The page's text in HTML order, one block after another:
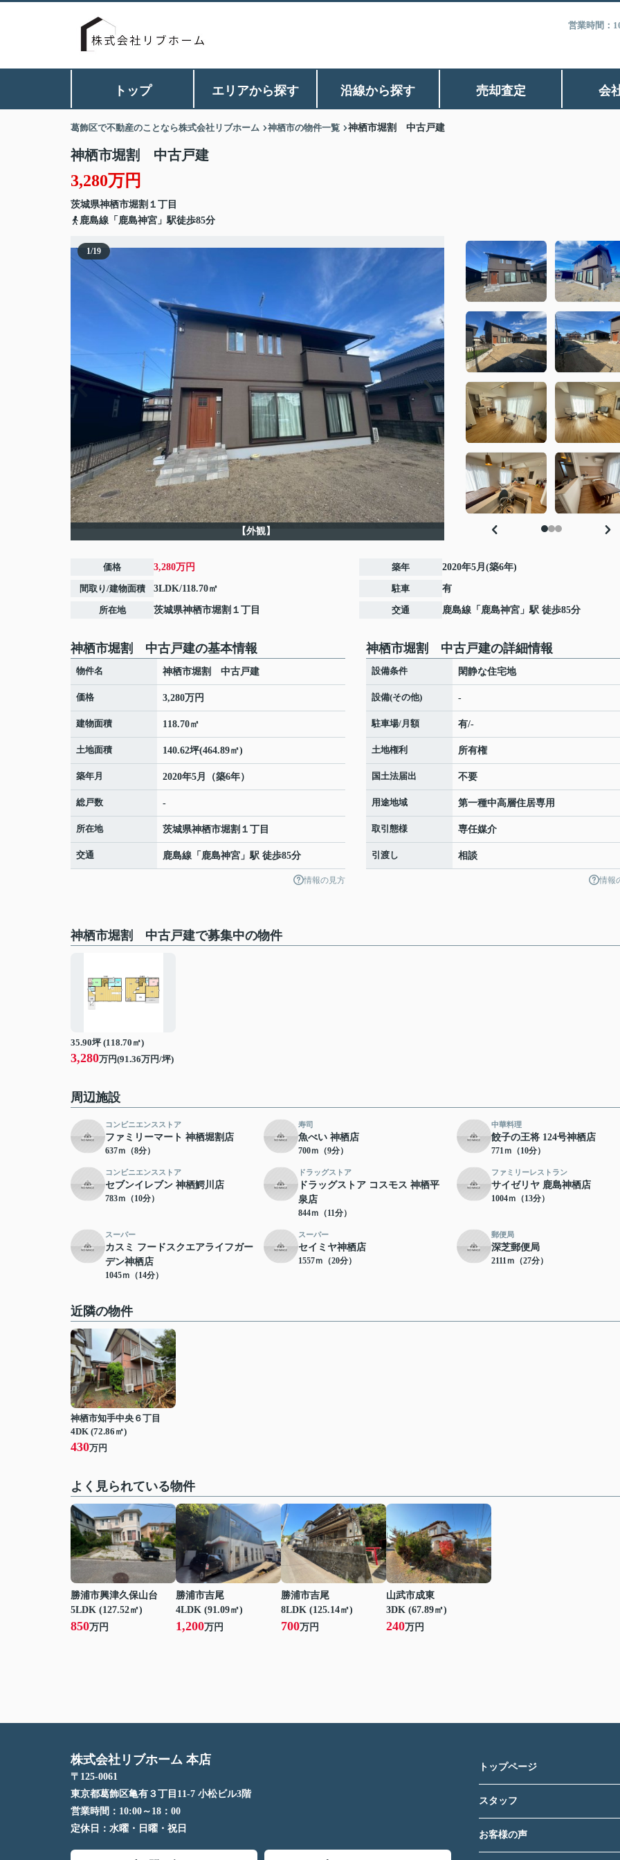
営業時間：
トップ エリアから探す 沿線から探す 売却査定 会
葛飾区で不動産のことなら株式会社リブホーム 神栖市の物件一覧 神栖市堀割 中古戸建
神栖市堀割 中古戸建
3,280万円
茨城県神栖市堀割 １丁目
鹿島線「鹿島神宮」駅徒歩85分
1/19
【外観】
価格 3,280万円
間取り/建物面積 3LDK/118.70㎡
所在地 茨城県神栖市堀割 １丁目
築年 2020年5月(築6年)
駐車 有
交通 鹿島線 「 鹿島神宮 」駅 徒歩85分
神栖市堀割 中古戸建の基本情報
物件名 神栖市堀割 中古戸建
価格 3,280万円
建物面積 118.70㎡
土地面積 140.62坪(464.89㎡)
築年月 2020年5月（築6年）
総戸数 -
所在地 茨城県神栖市堀割 １丁目
交通 鹿島線 「 鹿島神宮 」駅 徒歩85分
情報の見方
神栖市堀割 中古戸建の詳細情報
設備条件 閑静な住宅地
設備(その他) -
駐車場/月額 有/-
土地権利 所有権
国土法届出 不要
用途地域 第一種中高層住居専用
取引態様 専任媒介
引渡し 相談
情報
神栖市堀割 中古戸建で募集中の物件
35.90坪 (118.70㎡)
3,280万円(91.36万円/坪)
周辺施設
コンビニエンスストア
ファミリーマート 神栖堀割店
637ｍ（8分）
寿司
魚べい 神栖店
700ｍ（9分）
中華料理
餃子の王将 124号神栖店
771ｍ（10分）
コンビニエンスストア
セブンイレブン 神栖鰐川店
783ｍ（10分）
ドラッグストア
ドラッグストア コスモス 神栖平
泉店
844ｍ（11分）
ファミリーレストラン
サイゼリヤ 鹿島神栖店
1004ｍ（13分）
スーパー
カスミ フードスクエアライフガー
デン神栖店
1045ｍ（14分）
スーパー
セイミヤ神栖店
1557ｍ（20分）
郵便局
深芝郵便局
2111ｍ（27分）
近隣の物件
神栖市知手中央６丁目
4DK (72.86㎡)
430万円
よく見られている物件
勝浦市興津久保山台
5LDK (127.52㎡)
850万円
勝浦市吉尾
4LDK (91.09㎡)
1,200万円
勝浦市吉尾
8LDK (125.14㎡)
700万円
山武市成東
3DK (67.89㎡)
240万円
株式会社リブホーム 本店
〒125-0061
東京都葛飾区亀有３丁目11-7 小松ビル3階
営業時間： 10:00～18：00
定休日： 水曜・日曜・祝日
トップページ
スタッフ
お客様の声